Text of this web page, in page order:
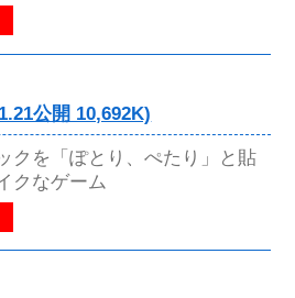
公開 10,692K)
クを「ぽとり、ぺたり」と貼
クなゲーム